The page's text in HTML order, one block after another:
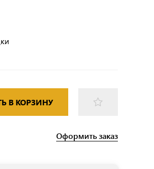
В КОРЗИНУ
Оформить заказ